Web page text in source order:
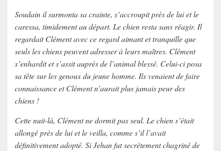
Soudain il surmonta sa crainte, s’accroupit près de lui et le
caressa, timidement au départ. Le chien resta sans réagir. Il
regardait Clément avec ce regard aimant et tranquille que
seuls les chiens peuvent adresser à leurs maîtres. Clément
s’enhardit et s’assit auprès de l’animal blessé. Celui-ci posa
sa tête sur les genoux du jeune homme. Ils venaient de faire
connaissance et Clément n’aurait plus jamais peur des
chiens !
Cette nuit-là, Clément ne dormit pas seul. Le chien s’était
allongé près de lui et le veilla, comme s’il l’avait
définitivement adopté. Si Jehan fut secrètement chagriné de